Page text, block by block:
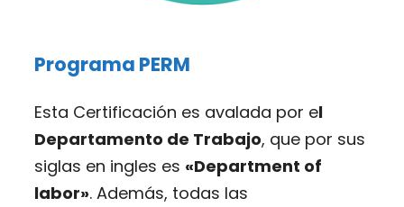
Programa PERM
Esta Certificación es avalada por el
Departamento de Trabajo, que por sus
siglas en ingles es «Department of
labor». Además, todas las